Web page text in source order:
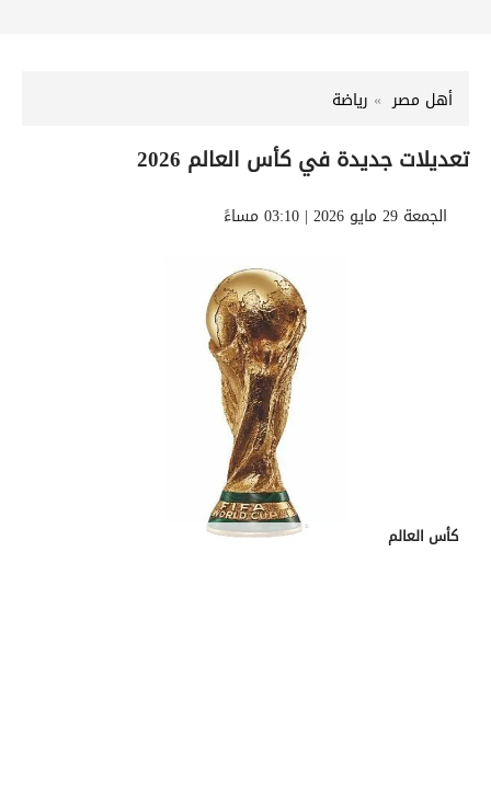
أهل مصر رياضة
تعديلات جديدة في كأس العالم 2026
الجمعة 29 مايو 2026 | 03:10 مساءً
كأس العالم